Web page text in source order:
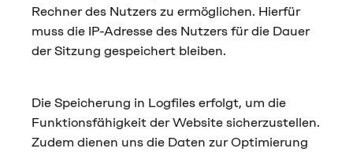
Rechner des Nutzers zu ermöglichen. Hierfür
muss die IP-Adresse des Nutzers für die Dauer
der Sitzung gespeichert bleiben.
Die Speicherung in Logfiles erfolgt, um die
Funktionsfähigkeit der Website sicherzustellen.
Zudem dienen uns die Daten zur Optimierung